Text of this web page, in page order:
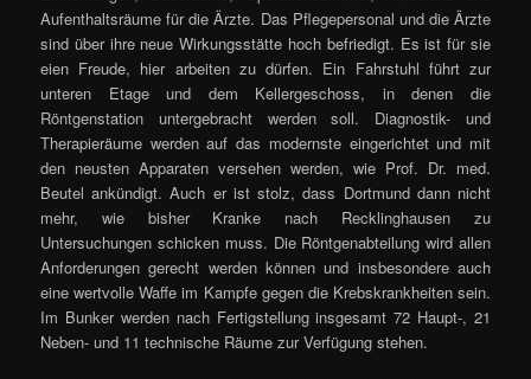
Aufenthaltsräume für die Ärzte. Das Pflegepersonal und die Ärzte
sind über ihre neue Wirkungsstätte hoch befriedigt. Es ist für sie
eien Freude, hier arbeiten zu dürfen. Ein Fahrstuhl führt zur
unteren Etage und dem Kellergeschoss, in denen die
Röntgenstation untergebracht werden soll. Diagnostik- und
Therapieräume werden auf das modernste eingerichtet und mit
den neusten Apparaten versehen werden, wie Prof. Dr. med.
Beutel ankündigt. Auch er ist stolz, dass Dortmund dann nicht
mehr, wie bisher Kranke nach Recklinghausen zu
Untersuchungen schicken muss. Die Röntgenabteilung wird allen
Anforderungen gerecht werden können und insbesondere auch
eine wertvolle Waffe im Kampfe gegen die Krebskrankheiten sein.
Im Bunker werden nach Fertigstellung insgesamt 72 Haupt-, 21
Neben- und 11 technische Räume zur Verfügung stehen.